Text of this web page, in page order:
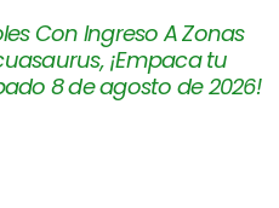
Con Ingreso A Zonas
¡Empaca tu
8 de agosto de 2026!